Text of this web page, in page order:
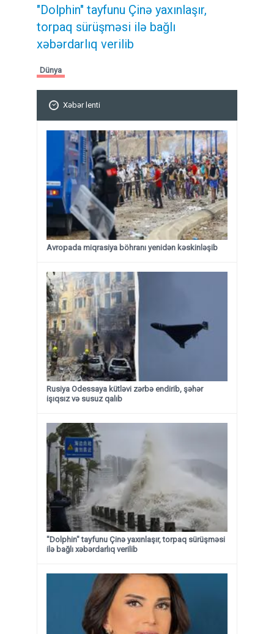
"Dolphin" tayfunu Çinə yaxınlaşır,
torpaq sürüşməsi ilə bağlı
xəbərdarlıq verilib
Dünya
Xəbər lenti
Avropada miqrasiya böhranı yenidən kəskinləşib
Rusiya Odessaya kütləvi zərbə endirib, şəhər
işıqsız və susuz qalıb
"Dolphin" tayfunu Çinə yaxınlaşır, torpaq sürüşməsi
ilə bağlı xəbərdarlıq verilib